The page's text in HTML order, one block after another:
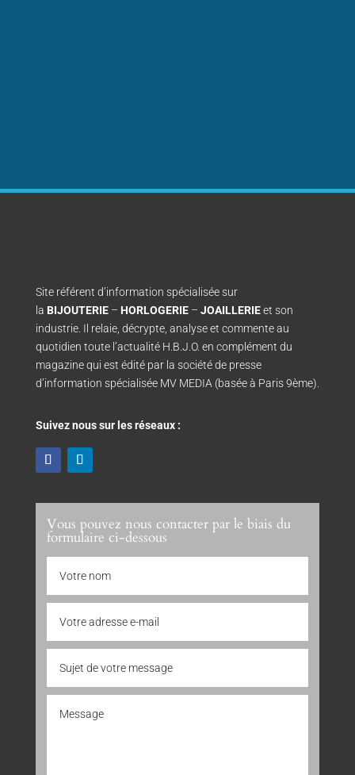
Site référent d’information spécialisée sur
la BIJOUTERIE– HORLOGERIE– JOAILLERIEet son
industrie. Il relaie, décrypte, analyse et commente au
quotidien toute l’actualité H.B.J.O. en complément du
magazine qui est édité par la société de presse
d’information spécialisée MV MEDIA (basée à Paris 9ème).
Suivez nous sur les réseaux :
Vous pouvez nous contacter par le biais du
formulaire ci-dessous